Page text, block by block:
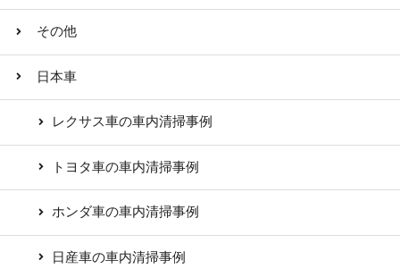
その他
日本車
レクサス車の車内清掃事例
トヨタ車の車内清掃事例
ホンダ車の車内清掃事例
日産車の車内清掃事例